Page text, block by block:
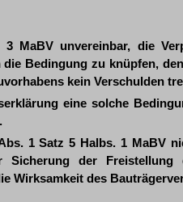
MaBV unvereinbar, die
Bedingung zu knüpfen,
kein Verschulden
eine solche
1 Satz 5 Halbs. 1 MaBV
der Freistellung
Wirksamkeit des